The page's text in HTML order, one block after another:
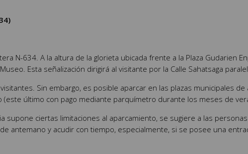
N-634. A la altura de la glorieta ubicada frente a la Plaza Gudarien
Esta señalización dirigirá al visitante por la Calle Sahatsaga
Sin embargo, es posible aparcar en las plazas municipales de
último con pago mediante parquímetro durante los meses de
supone ciertas limitaciones al aparcamiento, se sugiere a las
antemano y acudir con tiempo, especialmente, si se posee una